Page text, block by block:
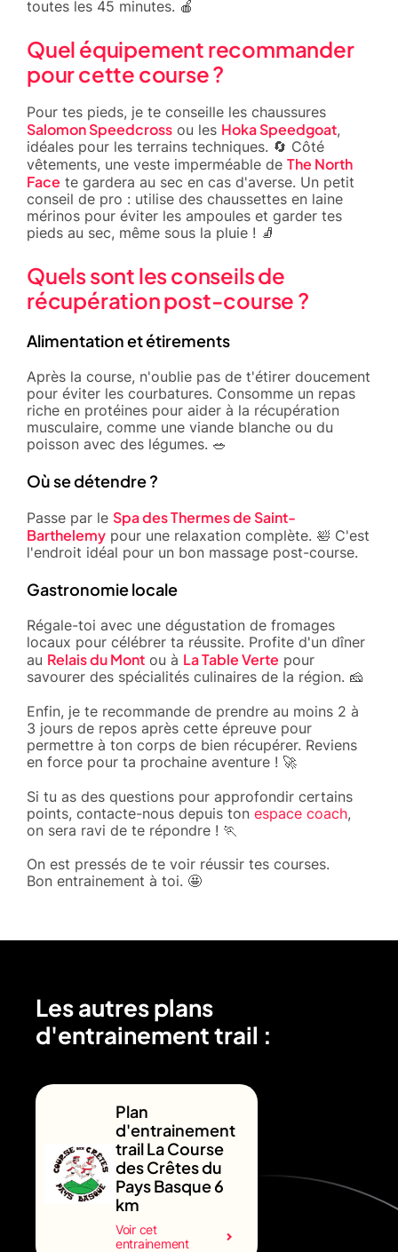
toutes les 45 minutes. 🍎
Quel équipement recommander
pour cette course ?
Pour tes pieds, je te conseille les chaussures
Salomon Speedcross ou les Hoka Speedgoat,
idéales pour les terrains techniques. 🔄 Côté
vêtements, une veste imperméable de The North
Face te gardera au sec en cas d'averse. Un petit
conseil de pro : utilise des chaussettes en laine
mérinos pour éviter les ampoules et garder tes
pieds au sec, même sous la pluie ! 🧦
Quels sont les conseils de
récupération post-course ?
Alimentation et étirements
Après la course, n'oublie pas de t'étirer doucement
pour éviter les courbatures. Consomme un repas
riche en protéines pour aider à la récupération
musculaire, comme une viande blanche ou du
poisson avec des légumes. 🥗
Où se détendre ?
Passe par le Spa des Thermes de Saint-
Barthelemy pour une relaxation complète. 🛀 C'est
l'endroit idéal pour un bon massage post-course.
Gastronomie locale
Régale-toi avec une dégustation de fromages
locaux pour célébrer ta réussite. Profite d'un dîner
au Relais du Mont ou à La Table Verte pour
savourer des spécialités culinaires de la région. 🧀
Enfin, je te recommande de prendre au moins 2 à
3 jours de repos après cette épreuve pour
permettre à ton corps de bien récupérer. Reviens
en force pour ta prochaine aventure ! 🚀
Si tu as des questions pour approfondir certains
points, contacte-nous depuis ton espace coach,
on sera ravi de te répondre ! 🏃
On est pressés de te voir réussir tes courses.
Bon entrainement à toi. 🤩
Les autres plans
d'entrainement trail :
Plan
d'entrainement
trail La Course
des Crêtes du
Pays Basque 6
km
Voir cet
entrainement